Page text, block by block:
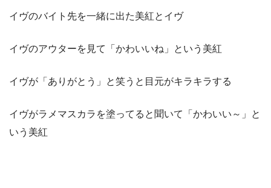
イヴのバイト先を一緒に出た美紅とイヴ
イヴのアウターを見て「かわいいね」という美紅
イヴが「ありがとう」と笑うと目元がキラキラする
イヴがラメマスカラを塗ってると聞いて「かわいい～」と
いう美紅